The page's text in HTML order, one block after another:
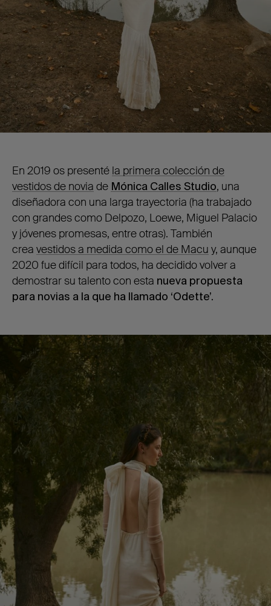
En 2019 os presenté la primera colección de
vestidos de novia de Mónica Calles Studio, una
diseñadora con una larga trayectoria (ha trabajado
con grandes como Delpozo, Loewe, Miguel Palacio
y jóvenes promesas, entre otras). También
crea vestidos a medida como el de Macu y, aunque
2020 fue difícil para todos, ha decidido volver a
demostrar su talento con esta nueva propuesta
para novias a la que ha llamado ‘Odette’.